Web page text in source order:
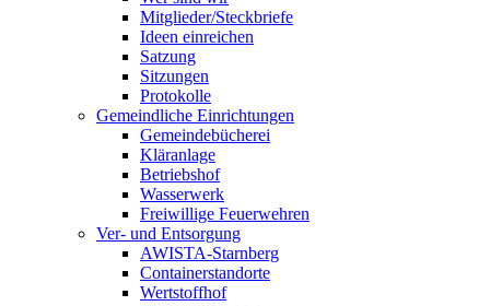
Mitglieder/Steckbriefe
Ideen einreichen
Satzung
Sitzungen
Protokolle
Gemeindliche Einrichtungen
Gemeindebücherei
Kläranlage
Betriebshof
Wasserwerk
Freiwillige Feuerwehren
Ver- und Entsorgung
AWISTA-Starnberg
Containerstandorte
Wertstoffhof